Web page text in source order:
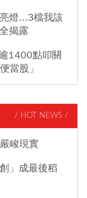
燈...3檔我該
揭露
1400點叩關
當股」
/ HOT NEWS /
峻現實
」成最後稻